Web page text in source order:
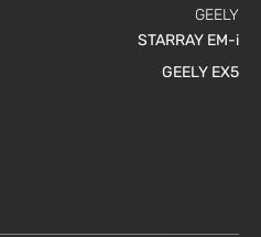
GEELY
STARRAY EM-i
GEELY EX5